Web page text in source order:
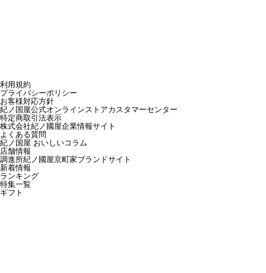
利用規約
プライバシーポリシー
お客様対応方針
紀ノ国屋公式オンラインストアカスタマーセンター
特定商取引法表示
株式会社紀ノ國屋企業情報サイト
よくある質問
紀ノ国屋 おいしいコラム
店舗情報
調進所紀ノ國屋京町家ブランドサイト
新着情報
ランキング
特集一覧
ギフト